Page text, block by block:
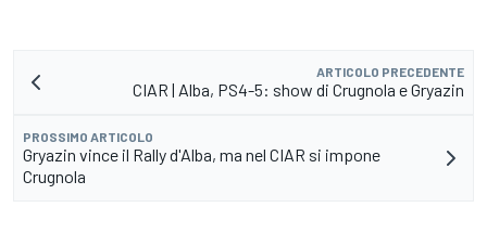
ARTICOLO PRECEDENTE
CIAR | Alba, PS4-5: show di Crugnola e Gryazin
PROSSIMO ARTICOLO
Gryazin vince il Rally d'Alba, ma nel CIAR si impone
Crugnola